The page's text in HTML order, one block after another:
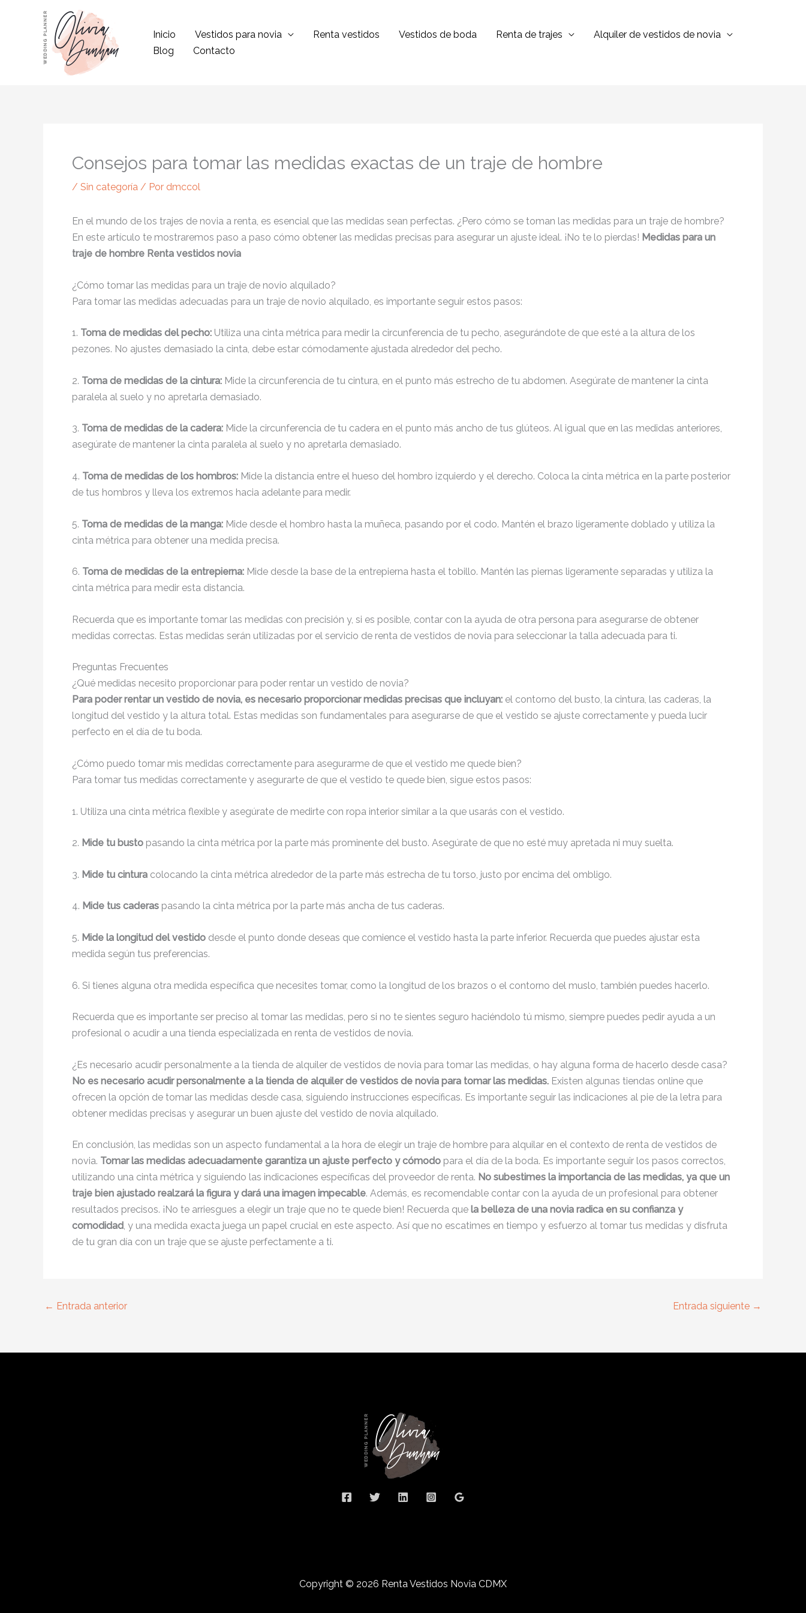
contenido
Inicio Vestidos para novia Renta vestidos Vestidos de boda Renta de trajes
Alquiler de vestidos de novia
Blog
Contacto
Consejos para tomar las medidas exactas de un traje de hombre
/ Sin categoría / Por dmccol
En el mundo de los trajes de novia a renta, es esencial que las medidas sean perfectas. ¿Pero cómo se toman las medidas para un traje de hombre?
En este artículo te mostraremos paso a paso cómo obtener las medidas precisas para asegurar un ajuste ideal. ¡No te lo pierdas! Medidas para un
traje de hombre Renta vestidos novia
¿Cómo tomar las medidas para un traje de novio alquilado?
Para tomar las medidas adecuadas para un traje de novio alquilado, es importante seguir estos pasos:
1. Toma de medidas del pecho: Utiliza una cinta métrica para medir la circunferencia de tu pecho, asegurándote de que esté a la altura de los
pezones. No ajustes demasiado la cinta, debe estar cómodamente ajustada alrededor del pecho.
2. Toma de medidas de la cintura: Mide la circunferencia de tu cintura, en el punto más estrecho de tu abdomen. Asegúrate de mantener la cinta
paralela al suelo y no apretarla demasiado.
3. Toma de medidas de la cadera: Mide la circunferencia de tu cadera en el punto más ancho de tus glúteos. Al igual que en las medidas anteriores,
asegúrate de mantener la cinta paralela al suelo y no apretarla demasiado.
4. Toma de medidas de los hombros: Mide la distancia entre el hueso del hombro izquierdo y el derecho. Coloca la cinta métrica en la parte posterior
de tus hombros y lleva los extremos hacia adelante para medir.
5. Toma de medidas de la manga: Mide desde el hombro hasta la muñeca, pasando por el codo. Mantén el brazo ligeramente doblado y utiliza la
cinta métrica para obtener una medida precisa.
6. Toma de medidas de la entrepierna: Mide desde la base de la entrepierna hasta el tobillo. Mantén las piernas ligeramente separadas y utiliza la
cinta métrica para medir esta distancia.
Recuerda que es importante tomar las medidas con precisión y, si es posible, contar con la ayuda de otra persona para asegurarse de obtener
medidas correctas. Estas medidas serán utilizadas por el servicio de renta de vestidos de novia para seleccionar la talla adecuada para ti.
Preguntas Frecuentes
¿Qué medidas necesito proporcionar para poder rentar un vestido de novia?
Para poder rentar un vestido de novia, es necesario proporcionar medidas precisas que incluyan: el contorno del busto, la cintura, las caderas, la
longitud del vestido y la altura total. Estas medidas son fundamentales para asegurarse de que el vestido se ajuste correctamente y pueda lucir
perfecto en el día de tu boda.
¿Cómo puedo tomar mis medidas correctamente para asegurarme de que el vestido me quede bien?
Para tomar tus medidas correctamente y asegurarte de que el vestido te quede bien, sigue estos pasos:
1. Utiliza una cinta métrica flexible y asegúrate de medirte con ropa interior similar a la que usarás con el vestido.
2. Mide tu busto pasando la cinta métrica por la parte más prominente del busto. Asegúrate de que no esté muy apretada ni muy suelta.
3. Mide tu cintura colocando la cinta métrica alrededor de la parte más estrecha de tu torso, justo por encima del ombligo.
4. Mide tus caderas pasando la cinta métrica por la parte más ancha de tus caderas.
5. Mide la longitud del vestido desde el punto donde deseas que comience el vestido hasta la parte inferior. Recuerda que puedes ajustar esta
medida según tus preferencias.
6. Si tienes alguna otra medida específica que necesites tomar, como la longitud de los brazos o el contorno del muslo, también puedes hacerlo.
Recuerda que es importante ser preciso al tomar las medidas, pero si no te sientes seguro haciéndolo tú mismo, siempre puedes pedir ayuda a un
profesional o acudir a una tienda especializada en renta de vestidos de novia.
¿Es necesario acudir personalmente a la tienda de alquiler de vestidos de novia para tomar las medidas, o hay alguna forma de hacerlo desde casa?
No es necesario acudir personalmente a la tienda de alquiler de vestidos de novia para tomar las medidas. Existen algunas tiendas online que
ofrecen la opción de tomar las medidas desde casa, siguiendo instrucciones específicas. Es importante seguir las indicaciones al pie de la letra para
obtener medidas precisas y asegurar un buen ajuste del vestido de novia alquilado.
En conclusión, las medidas son un aspecto fundamental a la hora de elegir un traje de hombre para alquilar en el contexto de renta de vestidos de
novia. Tomar las medidas adecuadamente garantiza un ajuste perfecto y cómodo para el día de la boda. Es importante seguir los pasos correctos,
utilizando una cinta métrica y siguiendo las indicaciones específicas del proveedor de renta. No subestimes la importancia de las medidas, ya que un
traje bien ajustado realzará la figura y dará una imagen impecable. Además, es recomendable contar con la ayuda de un profesional para obtener
resultados precisos. ¡No te arriesgues a elegir un traje que no te quede bien! Recuerda que la belleza de una novia radica en su confianza y
comodidad, y una medida exacta juega un papel crucial en este aspecto. Así que no escatimes en tiempo y esfuerzo al tomar tus medidas y disfruta
de tu gran día con un traje que se ajuste perfectamente a ti.
← Entrada anterior Entrada siguiente →
Copyright © 2026 Renta Vestidos Novia CDMX